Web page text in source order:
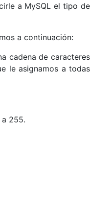
a MySQL el tipo de
a continuación:
cadena de caracteres
le asignamos a todas
255.